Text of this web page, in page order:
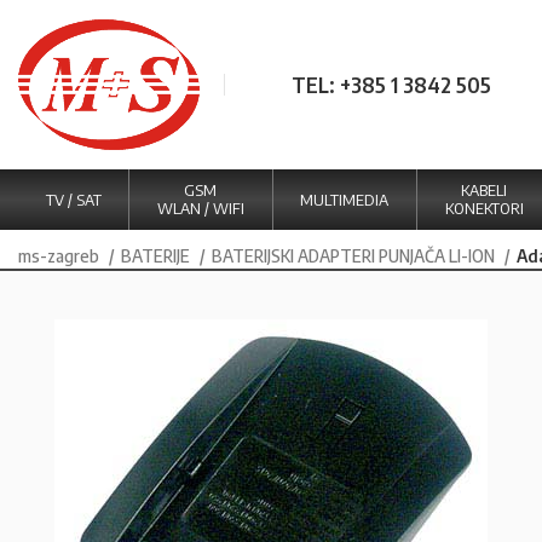
TEL: +385 1 3842 505
TV / SAT
GSM
WLAN / WIFI
MULTIMEDIA
KABELI
KONEKTORI
ms-zagreb BATERIJE BATERIJSKI ADAPTERI PUNJAČA LI-ION